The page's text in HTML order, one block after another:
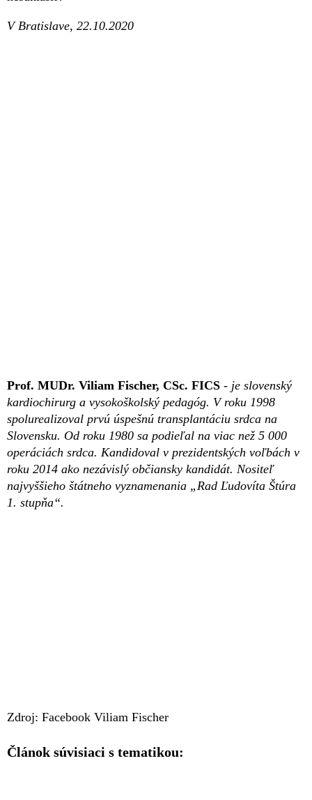
V Bratislave, 22.10.2020
Prof. MUDr. Viliam Fischer, CSc. FICS - je slovenský
kardiochirurg a vysokoškolský pedagóg. V roku 1998
spolurealizoval prvú úspešnú transplantáciu srdca na
Slovensku. Od roku 1980 sa podieľal na viac než 5 000
operáciách srdca. Kandidoval v prezidentských voľbách v
roku 2014 ako nezávislý občiansky kandidát. Nositeľ
najvyššieho štátneho vyznamenania „Rad Ľudovíta Štúra
1. stupňa“.
Zdroj: Facebook Viliam Fischer
Článok súvisiaci s tematikou: